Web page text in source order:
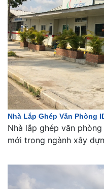
Nhà Lắp Ghép Văn Phòng
Nhà lắp ghép văn
mới trong ngành xây